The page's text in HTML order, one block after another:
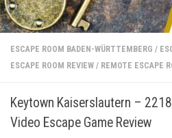
ESCAPE ROOM BADEN-WÜRTTEMBERG /
ESCAPE ROOM REVIEW / REMOTE ESCAPE
Keytown Kaiserslautern –
Video Escape Game Review